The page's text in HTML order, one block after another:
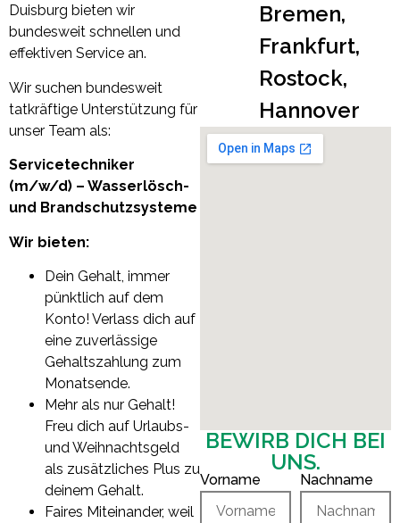
Duisburg bieten wir
bundesweit schnellen und
effektiven Service an.
Wir suchen bundesweit
tatkräftige Unterstützung für
unser Team als:
Servicetechniker
(m/w/d) – Wasserlösch-
und Brandschutzsysteme
Wir bieten:
Dein Gehalt, immer
pünktlich auf dem
Konto! Verlass dich auf
eine zuverlässige
Gehaltszahlung zum
Monatsende.
Mehr als nur Gehalt!
Freu dich auf Urlaubs-
und Weihnachtsgeld
als zusätzliches Plus zu
deinem Gehalt.
Faires Miteinander, weil
Bremen,
Frankfurt,
Rostock,
Hannover
BEWIRB DICH BEI
UNS.
Vorname Nachname